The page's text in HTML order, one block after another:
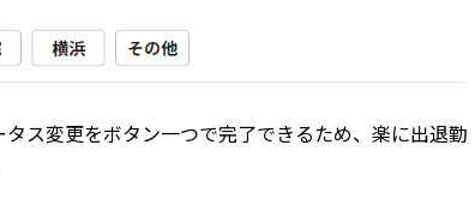
ス変更をボタン一つで完了できるため、楽に出退勤